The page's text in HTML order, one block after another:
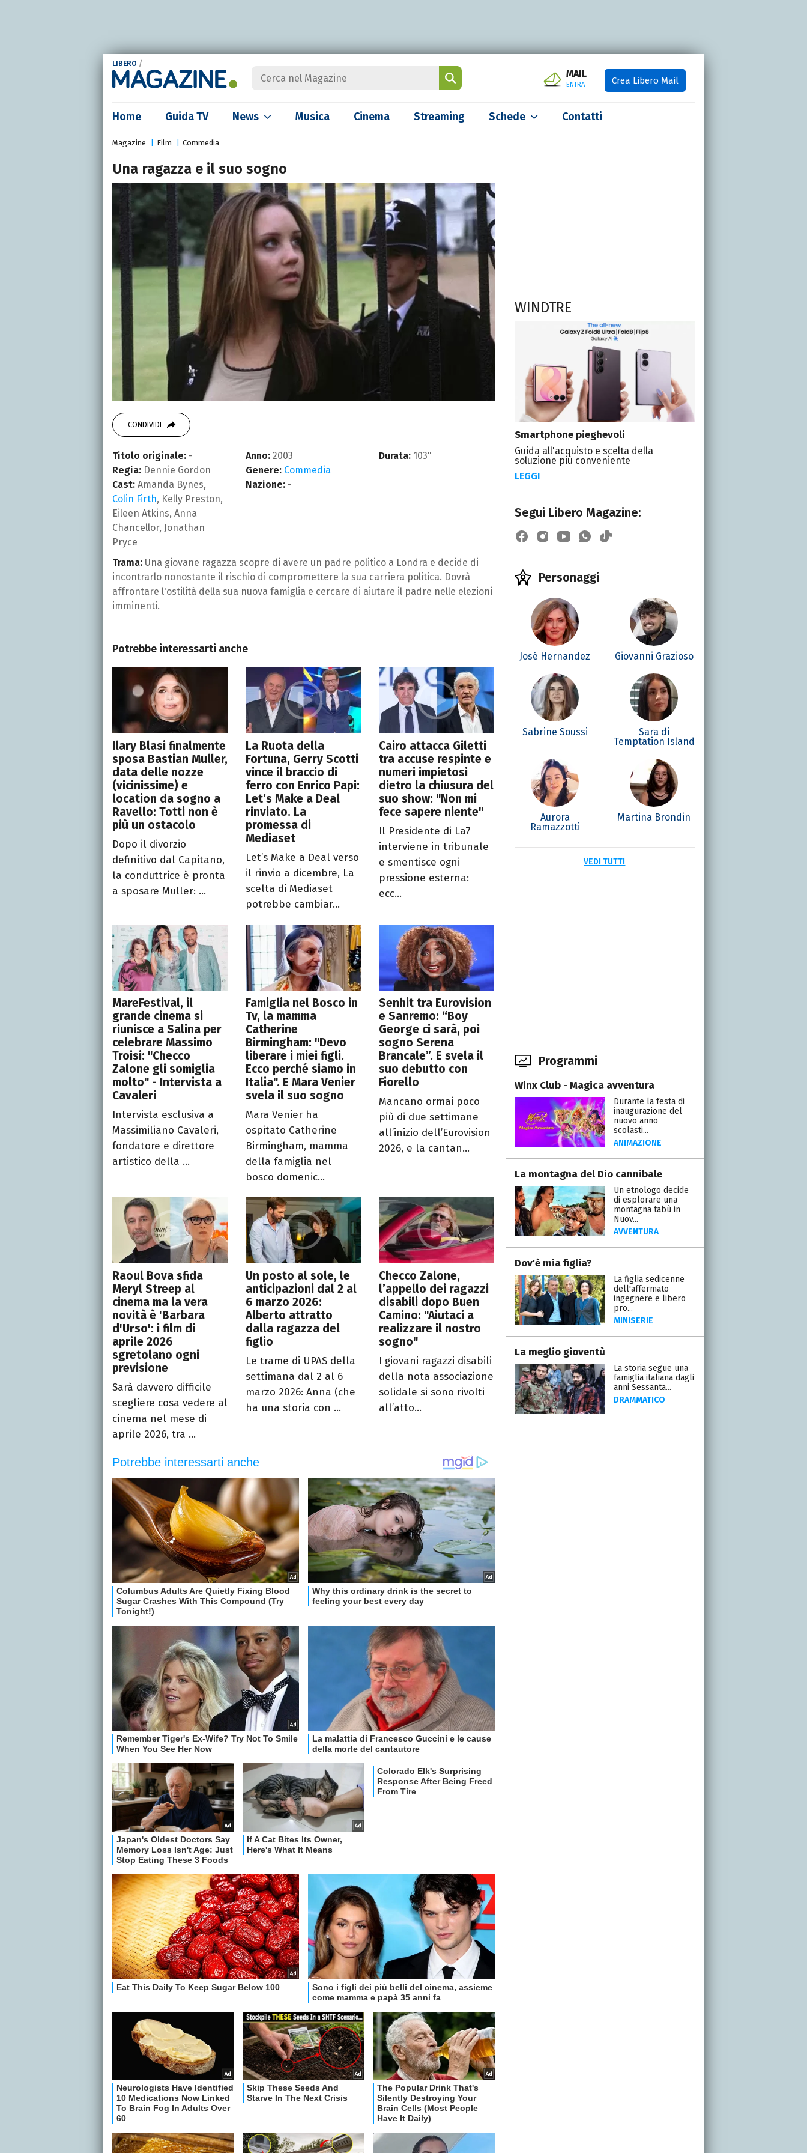
LIBERO /
MAIL
ENTRA Crea Libero Mail
Home Guida TV News Musica Cinema Streaming Schede Contatti
Magazine Film Commedia
Una ragazza e il suo sogno
CONDIVIDI
Titolo originale: -
Regia: Dennie Gordon
Cast: Amanda Bynes,
Colin Firth, Kelly Preston,
Eileen Atkins, Anna
Chancellor, Jonathan
Pryce
Anno: 2003
Genere: Commedia
Nazione: -
Durata: 103"
Trama: Una giovane ragazza scopre di avere un padre politico a Londra e decide di
incontrarlo nonostante il rischio di compromettere la sua carriera politica. Dovrà
affrontare l'ostilità della sua nuova famiglia e cercare di aiutare il padre nelle elezioni
imminenti.
Potrebbe interessarti anche
Ilary Blasi finalmente
sposa Bastian Muller,
data delle nozze
(vicinissime) e
location da sogno a
Ravello: Totti non è
più un ostacolo
Dopo il divorzio
definitivo dal Capitano,
la conduttrice è pronta
a sposare Muller: ...
La Ruota della
Fortuna, Gerry Scotti
vince il braccio di
ferro con Enrico Papi:
Let’s Make a Deal
rinviato. La
promessa di
Mediaset
Let’s Make a Deal verso
il rinvio a dicembre, La
scelta di Mediaset
potrebbe cambiar...
Cairo attacca Giletti
tra accuse respinte e
numeri impietosi
dietro la chiusura del
suo show: "Non mi
fece sapere niente"
Il Presidente di La7
interviene in tribunale
e smentisce ogni
pressione esterna:
ecc...
MareFestival, il
grande cinema si
riunisce a Salina per
celebrare Massimo
Troisi: "Checco
Zalone gli somiglia
molto" - Intervista a
Cavaleri
Intervista esclusiva a
Massimiliano Cavaleri,
fondatore e direttore
artistico della ...
Famiglia nel Bosco in
Tv, la mamma
Catherine
Birmingham: "Devo
liberare i miei figli.
Ecco perché siamo in
Italia". E Mara Venier
svela il suo sogno
Mara Venier ha
ospitato Catherine
Birmingham, mamma
della famiglia nel
bosco domenic...
Senhit tra Eurovision
e Sanremo: “Boy
George ci sarà, poi
sogno Serena
Brancale”. E svela il
suo debutto con
Fiorello
Mancano ormai poco
più di due settimane
all’inizio dell’Eurovision
2026, e la cantan...
Raoul Bova sfida
Meryl Streep al
cinema ma la vera
novità è 'Barbara
d'Urso': i film di
aprile 2026
sgretolano ogni
previsione
Sarà davvero difficile
scegliere cosa vedere al
cinema nel mese di
aprile 2026, tra ...
Un posto al sole, le
anticipazioni dal 2 al
6 marzo 2026:
Alberto attratto
dalla ragazza del
figlio
Le trame di UPAS della
settimana dal 2 al 6
marzo 2026: Anna (che
ha una storia con ...
Checco Zalone,
l’appello dei ragazzi
disabili dopo Buen
Camino: "Aiutaci a
realizzare il nostro
sogno"
I giovani ragazzi disabili
della nota associazione
solidale si sono rivolti
all’atto...
WINDTRE
Smartphone pieghevoli
Guida all'acquisto e scelta della
soluzione più conveniente
LEGGI
Segui Libero Magazine:
Personaggi
José Hernandez Giovanni Grazioso
Sabrine Soussi
Sara di
Temptation Island
Aurora
Ramazzotti
Martina Brondin
VEDI TUTTI
Programmi
Winx Club - Magica avventura
Durante la festa di
inaugurazione del
nuovo anno
scolasti...
ANIMAZIONE
La montagna del Dio cannibale
Un etnologo decide
di esplorare una
montagna tabù in
Nuov...
AVVENTURA
Dov'è mia figlia?
La figlia sedicenne
dell'affermato
ingegnere e libero
pro...
MINISERIE
La meglio gioventù
La storia segue una
famiglia italiana dagli
anni Sessanta...
DRAMMATICO